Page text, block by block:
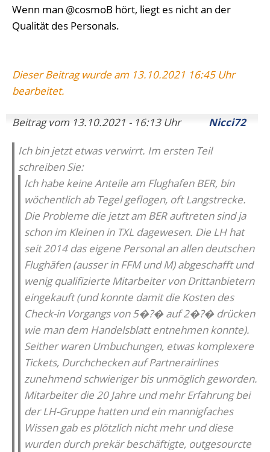
Wenn man @cosmoB hört, liegt es nicht an der
Qualität des Personals.
Dieser Beitrag wurde am 13.10.2021 16:45 Uhr
bearbeitet.
Beitrag vom 13.10.2021 - 16:13 Uhr Nicci72
Ich bin jetzt etwas verwirrt. Im ersten Teil
schreiben Sie:
Ich habe keine Anteile am Flughafen BER, bin
wöchentlich ab Tegel geflogen, oft Langstrecke.
Die Probleme die jetzt am BER auftreten sind ja
schon im Kleinen in TXL dagewesen. Die LH hat
seit 2014 das eigene Personal an allen deutschen
Flughäfen (ausser in FFM und M) abgeschafft und
wenig qualifizierte Mitarbeiter von Drittanbietern
eingekauft (und konnte damit die Kosten des
Check-in Vorgangs von 5�?� auf 2�?� drücken
wie man dem Handelsblatt entnehmen konnte).
Seither waren Umbuchungen, etwas komplexere
Tickets, Durchchecken auf Partnerairlines
zunehmend schwieriger bis unmöglich geworden.
Mitarbeiter die 20 Jahre und mehr Erfahrung bei
der LH-Gruppe hatten und ein mannigfaches
Wissen gab es plötzlich nicht mehr und diese
wurden durch prekär beschäftigte, outgesourcte